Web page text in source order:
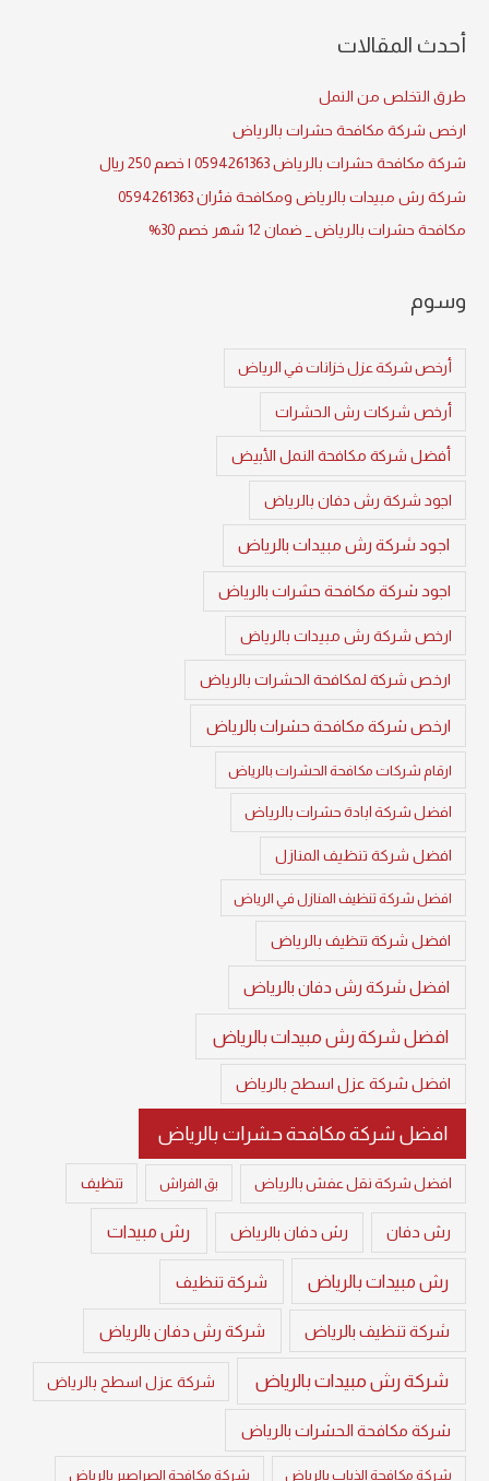
o
أحدث المقالات
طرق التخلص من النمل
ارخص شركة مكافحة حشرات بالرياض
شركة مكافحة حشرات بالرياض 0594261363 | خصم 250 ريال
شركة رش مبيدات بالرياض ومكافحة فئران 0594261363
مكافحة حشرات بالرياض _ ضمان 12 شهر خصم 30%
وسوم
أرخص شركة عزل خزانات في الرياض
أرخص شركات رش الحشرات
أفضل شركة مكافحة النمل الأبيض
اجود شركة رش دفان بالرياض
اجود شركة رش مبيدات بالرياض
اجود شركة مكافحة حشرات بالرياض
ارخص شركة رش مبيدات بالرياض
ارخص شركة لمكافحة الحشرات بالرياض
ارخص شركة مكافحة حشرات بالرياض
ارقام شركات مكافحة الحشرات بالرياض
افضل شركة ابادة حشرات بالرياض
افضل شركة تنظيف المنازل
افضل شركة تنظيف المنازل في الرياض
افضل شركة تنظيف بالرياض
افضل شركة رش دفان بالرياض
افضل شركة رش مبيدات بالرياض
افضل شركة عزل اسطح بالرياض
افضل شركة مكافحة حشرات بالرياض
افضل شركة نقل عفش بالرياض بق الفراش تنظيف
رش دفان رش دفان بالرياض رش مبيدات
رش مبيدات بالرياض شركة تنظيف
شركة تنظيف بالرياض شركة رش دفان بالرياض
شركة رش مبيدات بالرياض شركة عزل اسطح بالرياض
شركة مكافحة الحشرات بالرياض
شركة مكافحة الذباب بالرياض شركة مكافحة الصراصير بالرياض